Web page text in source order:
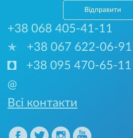
Відправити
+38 068 405-41-11
+38 067 622-06-91
+38 095 470-65-11
@
Всі контакти